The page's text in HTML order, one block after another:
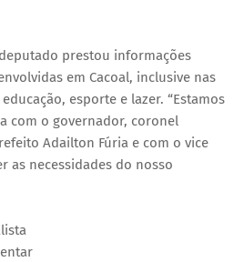
prestou informações
em Cacoal, inclusive nas
esporte e lazer. “Estamos
com o governador, coronel
Adailton Fúria e com o vice
as necessidades do nosso